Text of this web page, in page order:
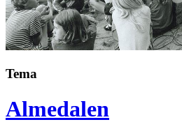
Tema
Almedalen